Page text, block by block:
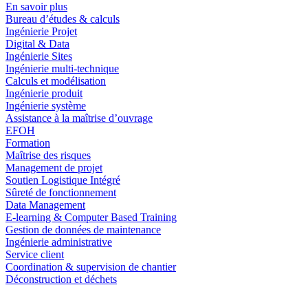
En savoir plus
Bureau d’études & calculs
Ingénierie Projet
Digital & Data
Ingénierie Sites
Ingénierie multi-technique
Calculs et modélisation
Ingénierie produit
Ingénierie système
Assistance à la maîtrise d’ouvrage
EFOH
Formation
Maîtrise des risques
Management de projet
Soutien Logistique Intégré
Sûreté de fonctionnement
Data Management
E-learning & Computer Based Training
Gestion de données de maintenance
Ingénierie administrative
Service client
Coordination & supervision de chantier
Déconstruction et déchets